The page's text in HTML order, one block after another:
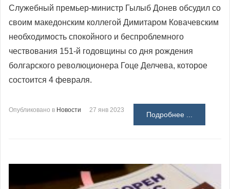
Служебный премьер-министр Гылыб Донев обсудил со
своим македонским коллегой Димитаром Ковачевским
необходимость спокойного и беспроблемного
чествования 151-й годовщины со дня рождения
болгарского революционера Гоце Делчева, которое
состоится 4 февраля.
Опубликовано в Новости 27 янв 2023
Подробнее ...